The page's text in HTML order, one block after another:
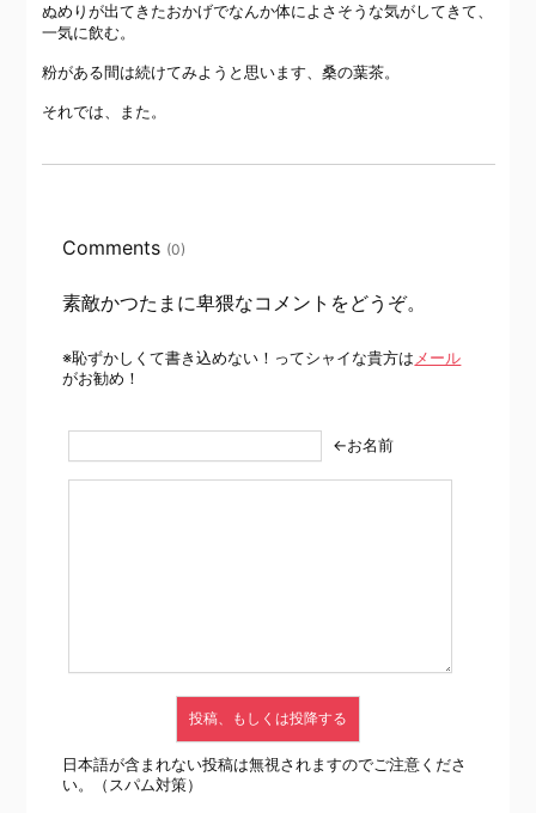
ぬめりが出てきたおかげでなんか体によさそうな気がしてきて、
一気に飲む。
粉がある間は続けてみようと思います、桑の葉茶。
それでは、また。
Comments (0)
素敵かつたまに卑猥なコメントをどうぞ。
※恥ずかしくて書き込めない！ってシャイな貴方は メール
がお勧め！
←お名前
日本語が含まれない投稿は無視されますのでご注意くださ
い。（スパム対策）